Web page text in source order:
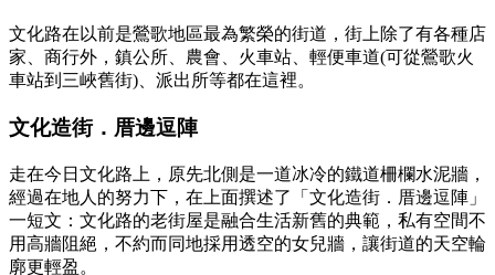
文化路在以前是鶯歌地區最為繁榮的街道，街上除了有各種店
家、商行外，鎮公所、農會、火車站、輕便車道(可從鶯歌火
車站到三峽舊街)、派出所等都在這裡。
文化造街．厝邊逗陣
走在今日文化路上，原先北側是一道冰冷的鐵道柵欄水泥牆，
經過在地人的努力下，在上面撰述了「文化造街．厝邊逗陣」
一短文：文化路的老街屋是融合生活新舊的典範，私有空間不
用高牆阻絕，不約而同地採用透空的女兒牆，讓街道的天空輪
廓更輕盈。